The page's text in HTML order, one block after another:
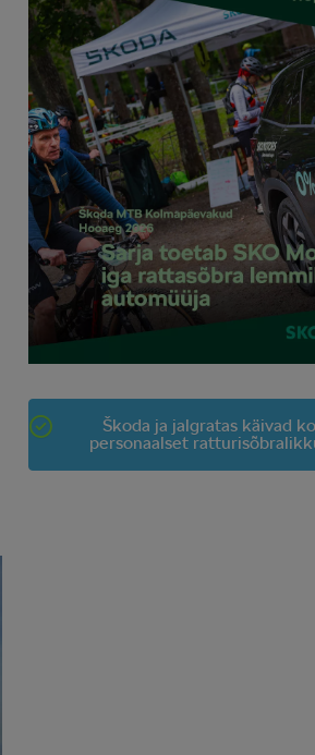
Škoda ja jalgratas käivad
personaalset